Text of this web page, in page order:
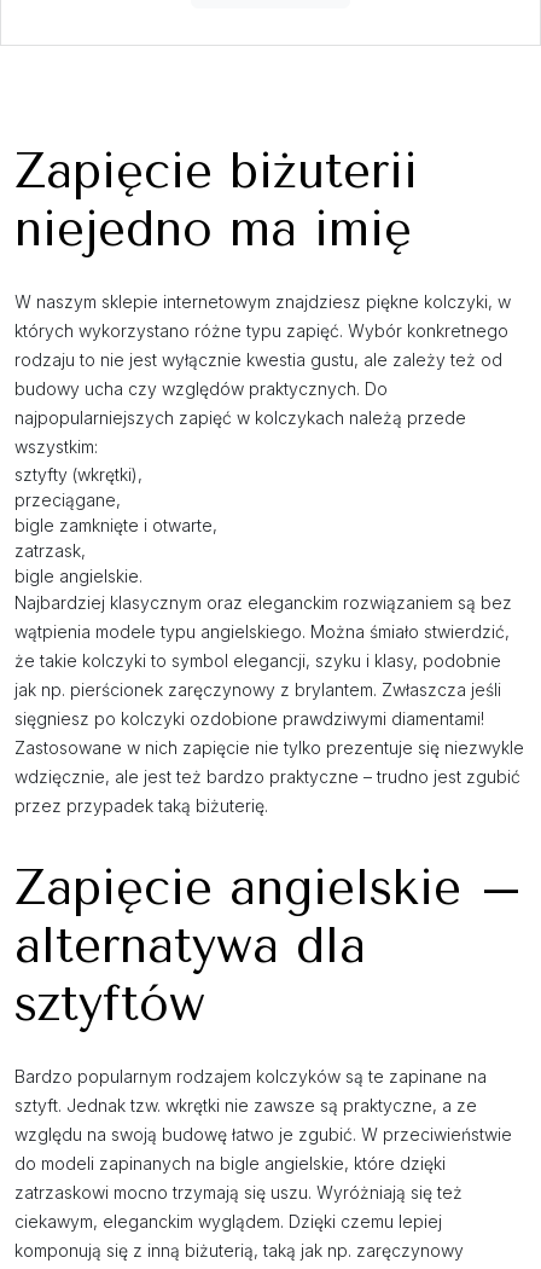
Zapięcie biżuterii
niejedno ma imię
W naszym sklepie internetowym znajdziesz piękne kolczyki, w
których wykorzystano różne typu zapięć. Wybór konkretnego
rodzaju to nie jest wyłącznie kwestia gustu, ale zależy też od
budowy ucha czy względów praktycznych. Do
najpopularniejszych zapięć w kolczykach należą przede
wszystkim:
sztyfty (wkrętki),
przeciągane,
bigle zamknięte i otwarte,
zatrzask,
bigle angielskie.
Najbardziej klasycznym oraz eleganckim rozwiązaniem są bez
wątpienia modele typu angielskiego. Można śmiało stwierdzić,
że takie kolczyki to symbol elegancji, szyku i klasy, podobnie
jak np. pierścionek zaręczynowy z brylantem. Zwłaszcza jeśli
sięgniesz po kolczyki ozdobione prawdziwymi diamentami!
Zastosowane w nich zapięcie nie tylko prezentuje się niezwykle
wdzięcznie, ale jest też bardzo praktyczne – trudno jest zgubić
przez przypadek taką biżuterię.
Zapięcie angielskie –
alternatywa dla
sztyftów
Bardzo popularnym rodzajem kolczyków są te zapinane na
sztyft. Jednak tzw. wkrętki nie zawsze są praktyczne, a ze
względu na swoją budowę łatwo je zgubić. W przeciwieństwie
do modeli zapinanych na bigle angielskie, które dzięki
zatrzaskowi mocno trzymają się uszu. Wyróżniają się też
ciekawym, eleganckim wyglądem. Dzięki czemu lepiej
komponują się z inną biżuterią, taką jak np. zaręczynowy